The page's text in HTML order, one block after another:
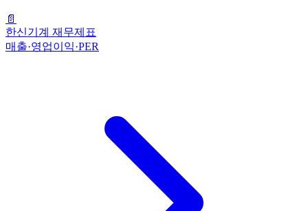
📄
한신기계 재무제표
매출·영업이익·PER